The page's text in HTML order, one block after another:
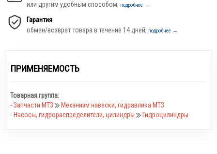
или другим удобным способом, подробнее →
Гарантия
обмен/возврат товара в течение 14 дней, подробнее →
ПРИМЕНЯЕМОСТЬ
Товарная группа:
-Запчасти МТЗ
Механизм навески, гидравлика МТЗ
- Насосы, гидрораспределители, цилиндры Гидроцилиндры